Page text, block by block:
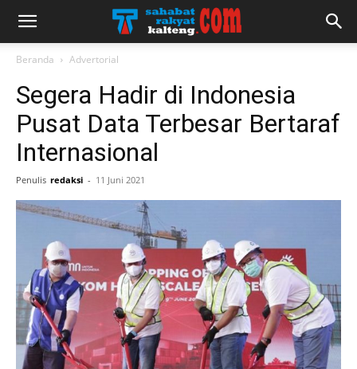
Beranda Advertorial
Segera Hadir di Indonesia
Pusat Data Terbesar Bertaraf
Internasional
Penulis redaksi - 11 Juni 2021